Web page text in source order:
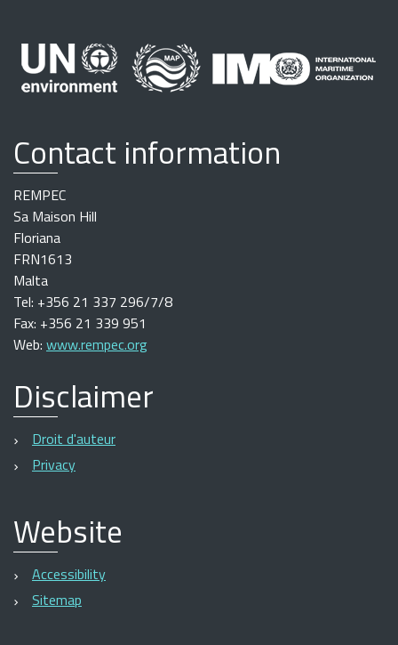
Contact information
REMPEC
Sa Maison Hill
Floriana
FRN1613
Malta
Tel: +356 21 337 296/7/8
Fax: +356 21 339 951
Web: www.rempec.org
Disclaimer
Droit d'auteur
Privacy
Website
Accessibility
Sitemap